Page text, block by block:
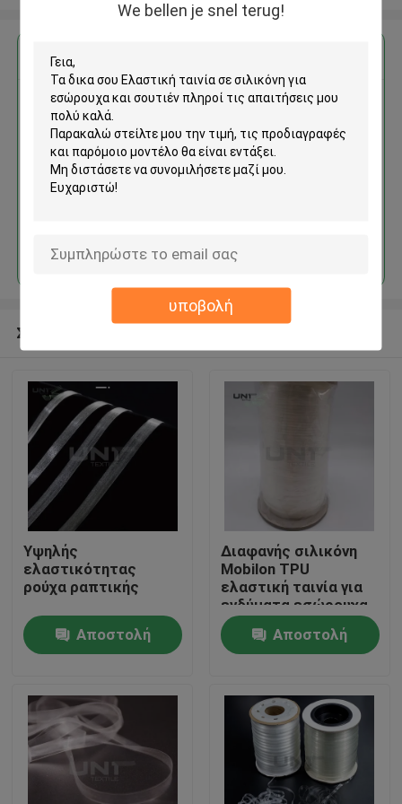
We bellen je snel terug!
υποβολή
Προϊόντα
Σχετικά με εμάς
Αποκτήστε την καλύτερη τιμή για
Ελαστική ταινία σε σιλικόνη
για εσώρουχα και σουτιέν
Να συνεχίσει
Συνιστώμενα προϊόντα
Υψηλής
ελαστικότητας
ρούχα ραπτικής
Αποστολή
Διαφανής σιλικόνη
Mobilon TPU
ελαστική ταινία για
ενδύματα εσώρουχα
Αποστολή